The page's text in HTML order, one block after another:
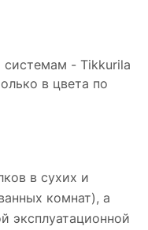
системам - Tikkurila
в цвета по
в сухих и
комнат), а
эксплуатационной